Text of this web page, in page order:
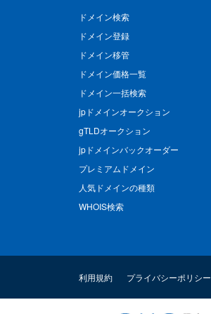
ドメイン検索
ドメイン登録
ドメイン移管
ドメイン価格一覧
ドメイン一括検索
jpドメインオークション
gTLDオークション
jpドメインバックオーダー
プレミアムドメイン
人気ドメインの種類
WHOIS検索
利用規約 プライバシーポリシー